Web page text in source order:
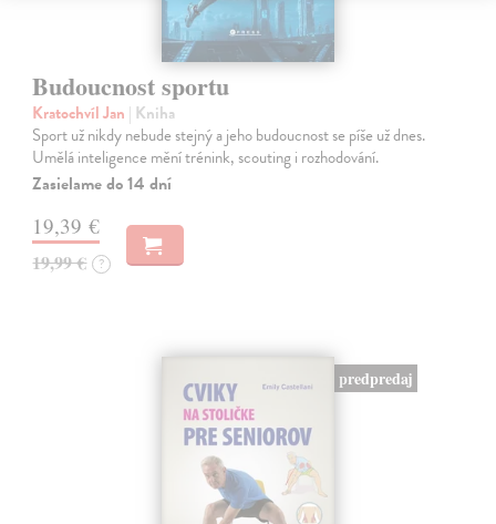
Budoucnost sportu
Kratochvíl Jan | Kniha
Sport už nikdy nebude stejný a jeho budoucnost se píše už dnes.
Umělá inteligence mění trénink, scouting i rozhodování.
Zasielame do 14 dní
19,39 €
19,99 € ?
predpredaj